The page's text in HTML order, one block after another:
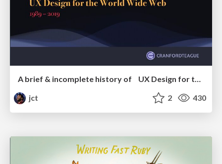
A brief & incomplete history of UX Design for the World Wide Web: 1989–2019
jct
2 430